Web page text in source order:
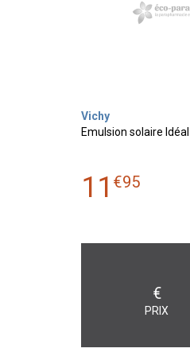
Vichy
Emulsion solaire
11 €95
€
PRIX